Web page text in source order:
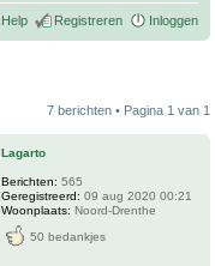
Help Registreren Inloggen
7 berichten • Pagina 1 van 1
Lagarto
Berichten: 565
Geregistreerd: 09 aug 2020 00:21
Woonplaats: Noord-Drenthe
50 bedankjes